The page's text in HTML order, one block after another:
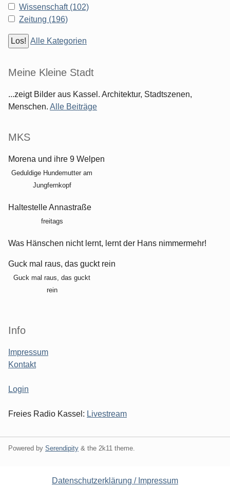
Wissenschaft (102)
Zeitung (196)
Alle Kategorien
Meine Kleine Stadt
...zeigt Bilder aus Kassel. Architektur, Stadtszenen,
Menschen. Alle Beiträge
MKS
Morena und ihre 9 Welpen
Geduldige Hundemutter am
Jungfernkopf
Haltestelle Annastraße
freitags
Was Hänschen nicht lernt, lernt der Hans nimmermehr!
Guck mal raus, das guckt rein
Guck mal raus, das guckt
rein
Info
Impressum
Kontakt
Login
Freies Radio Kassel: Livestream
Powered by Serendipity & the 2k11 theme.
Datenschutzerklärung / Impressum